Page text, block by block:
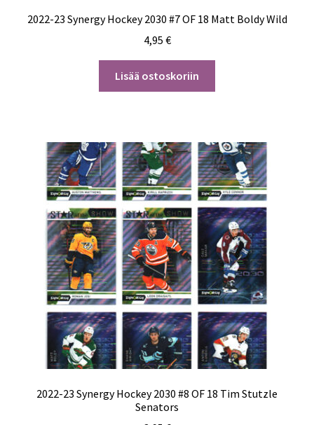
2022-23 Synergy Hockey 2030 #7 OF 18 Matt Boldy Wild
4,95 €
Lisää ostoskoriin
2022-23 Synergy Hockey 2030 #8 OF 18 Tim Stutzle
Senators